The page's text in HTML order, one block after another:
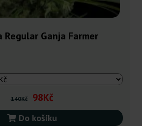
Regular Ganja Farmer
140Kč 98Kč
Do košíku